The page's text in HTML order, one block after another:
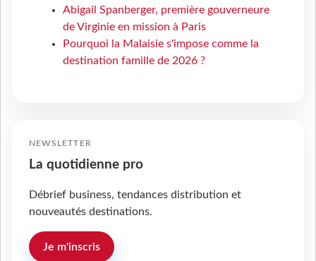
Abigail Spanberger, première gouverneure
de Virginie en mission à Paris
Pourquoi la Malaisie s'impose comme la
destination famille de 2026 ?
NEWSLETTER
La quotidienne pro
Débrief business, tendances distribution et
nouveautés destinations.
Je m'inscris